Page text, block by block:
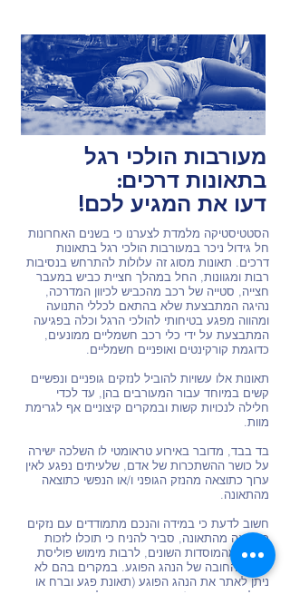
מעורבות הולכי רגל
בתאונות דרכים:
דעו את המגיע לכם!
הסטטיסטיקה מלמדת לצערנו כי בשנים האחרונות
חל גידול ניכר במעורבות הולכי רגל בתאונות
דרכים. תאונות מסוג זה עלולות להתרחש בנסיבות
רבות ומגוונות, החל במהלך חציית כביש במעבר
חצייה, סטייה של רכב מהכביש לכיוון המדרכה,
נהיגה המתבצעת שלא בהתאם לכללי התנועה
ומהווה מפגע בטיחותי להולכי הרגל וכלה בפגיעה
המתבצעת על ידי כלי רכב חשמליים ממונעים,
כדוגמת קורקינטים ואופניים חשמליים.
תאונות אלו עשויות להוביל לנזקים גופניים ונפשיים
קשים במיוחד עבור המעורבים בהן, עד לכדי
חלילה לנכויות קשות ובמקרים קיצוניים אף לגרימת
מוות.
בד בבד, מדובר באירוע טראומטי לו השלכה ישירה
על כושר ההשתכרות של אדם, שלעיתים נפגע לאין
ערוך כתוצאה מהנזק הגופני ו/או הנפשי כתוצאה
מהתאונה.
חשוב לדעת כי במידה והנכם מתמודדים עם נזקים
כתוצאה מהתאונה, סביר להניח כי תוכלו לזכות
בפיצוי מהמוסדות השונים, לרבות מימוש פוליסת
ביטוח החובה של הנהג הפוגע. במקרים בהם לא
ניתן לאתר את הנהג הפוגע (תאונת פגע וברח או
מכל סיבה אחרת) קיימת אפשרות לתבוע את